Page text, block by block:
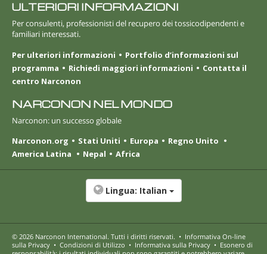
ULTERIORI INFORMAZIONI
Per consulenti, professionisti del recupero dei tossicodipendenti e
familiari interessati.
Per ulteriori informazioni
Portfolio d’informazioni sul
programma
Richiedi maggiori informazioni
Contatta il
centro Narconon
NARCONON NEL MONDO
Narconon: un successo globale
Narconon.org
Stati Uniti Europa
Regno Unito
America Latina
Nepal Africa
Lingua: Italian
© 2026 Narconon International. Tutti i diritti riservati. • Informativa On-line
sulla Privacy • Condizioni di Utilizzo • Informativa sulla Privacy • Esonero di